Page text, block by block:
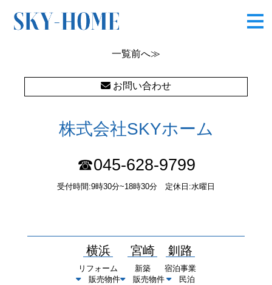
OLYMPUS DIGITAL CAMERA
一覧前へ≫
お問い合わせ
株式会社SKYホーム
☎045-628-9799
受付時間:9時30分~18時30分 定休日:水曜日
横浜
リフォーム
販売物件
宮崎
新築
販売物件
釧路
宿泊事業
民泊